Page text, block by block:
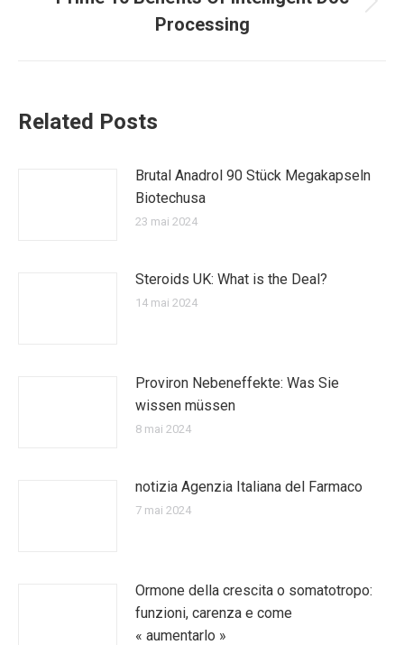
suivant
Processing
Related Posts
Brutal Anadrol 90 Stück Megakapseln
Biotechusa
23 mai 2024
Steroids UK: What is the Deal?
14 mai 2024
Proviron Nebeneffekte: Was Sie
wissen müssen
8 mai 2024
notizia Agenzia Italiana del Farmaco
7 mai 2024
Ormone della crescita o somatotropo:
funzioni, carenza e come
« aumentarlo »